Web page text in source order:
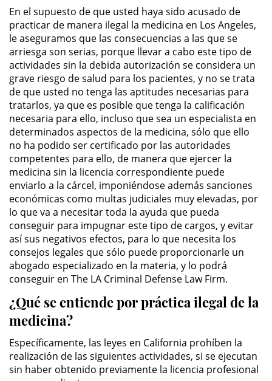
Anulando o Rechazando una
Condena
Certificado de Rehabilitación
Eliminación de Antecedentes
Penales
Libertad condicional bajo
palabra
Petición para Anular una
Condena por Asesinato
Sello de Registros de Arresto
Violación de la Libertad
Condicional
Delitos Contra la Propiedad
Dañar Líneas Telefónicas,
Eléctricas o de Servicios
Incendio Provocado
En el supuesto de que usted haya sido acusado de
practicar de manera ilegal la medicina en Los Angeles,
le aseguramos que las consecuencias a las que se
arriesga son serias, porque llevar a cabo este tipo de
actividades sin la debida autorización se considera un
grave riesgo de salud para los pacientes, y no se trata
de que usted no tenga las aptitudes necesarias para
tratarlos, ya que es posible que tenga la calificación
necesaria para ello, incluso que sea un especialista en
determinados aspectos de la medicina, sólo que ello
no ha podido ser certificado por las autoridades
competentes para ello, de manera que ejercer la
medicina sin la licencia correspondiente puede
enviarlo a la cárcel, imponiéndose además sanciones
económicas como multas judiciales muy elevadas, por
lo que va a necesitar toda la ayuda que pueda
conseguir para impugnar este tipo de cargos, y evitar
así sus negativos efectos, para lo que necesita los
consejos legales que sólo puede proporcionarle un
abogado especializado en la materia, y lo podrá
conseguir en The LA Criminal Defense Law Firm.
¿Qué se entiende por práctica ilegal de la
medicina?
Específicamente, las leyes en California prohíben la
realización de las siguientes actividades, si se ejecutan
sin haber obtenido previamente la licencia profesional